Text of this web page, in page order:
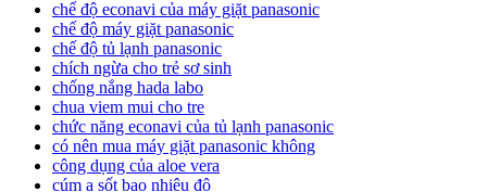
chế độ econavi của máy giặt panasonic
chế độ máy giặt panasonic
chế độ tủ lạnh panasonic
chích ngừa cho trẻ sơ sinh
chống nắng hada labo
chua viem mui cho tre
chức năng econavi của tủ lạnh panasonic
có nên mua máy giặt panasonic không
công dụng của aloe vera
cúm a sốt bao nhiêu độ